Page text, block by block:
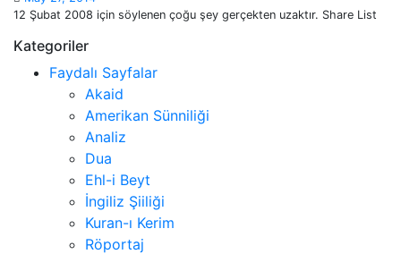
12 Şubat 2008 için söylenen çoğu şey gerçekten uzaktır. Share List
Kategoriler
Faydalı Sayfalar
Akaid
Amerikan Sünniliği
Analiz
Dua
Ehl-i Beyt
İngiliz Şiiliği
Kuran-ı Kerim
Röportaj